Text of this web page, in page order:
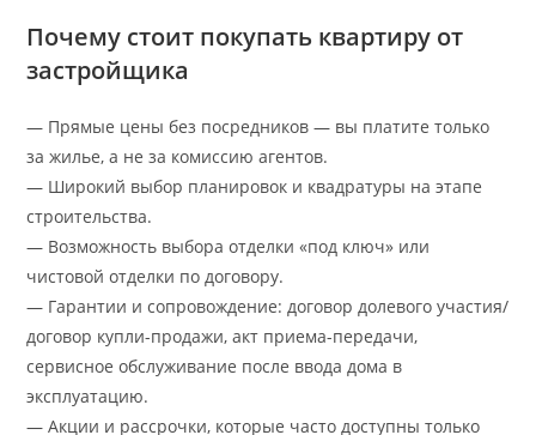
Почему стоит покупать квартиру от
застройщика
— Прямые цены без посредников — вы платите только
за жилье, а не за комиссию агентов.
— Широкий выбор планировок и квадратуры на этапе
строительства.
— Возможность выбора отделки «под ключ» или
чистовой отделки по договору.
— Гарантии и сопровождение: договор долевого участия/
договор купли-продажи, акт приема-передачи,
сервисное обслуживание после ввода дома в
эксплуатацию.
— Акции и рассрочки, которые часто доступны только